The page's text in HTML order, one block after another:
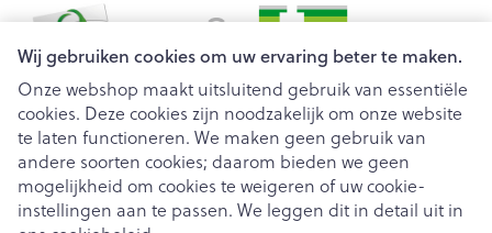
Wij gebruiken cookies om uw ervaring beter te maken.
Onze webshop maakt uitsluitend gebruik van essentiële
cookies. Deze cookies zijn noodzakelijk om onze website
te laten functioneren. We maken geen gebruik van
andere soorten cookies; daarom bieden we geen
mogelijkheid om cookies te weigeren of uw cookie-
instellingen aan te passen. We leggen dit in detail uit in
Juridische links